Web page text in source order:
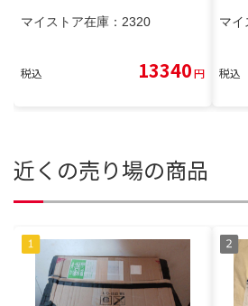
マイストア在庫： 2320
税込 13340円
マイ
税込
近くの売り場の商品